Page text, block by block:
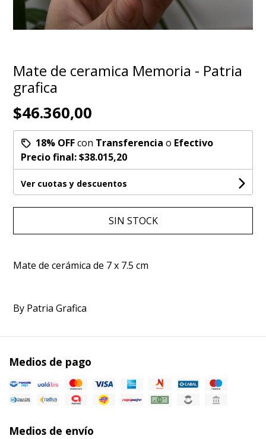
Mate de ceramica Memoria - Patria
grafica
$46.360,00
18% OFFcon Transferencia o Efectivo
Precio final:$38.015,20
Ver cuotas y descuentos
SIN STOCK
Mate de cerámica de 7 x 7.5 cm
By Patria Grafica
Medios de pago
Medios de envío